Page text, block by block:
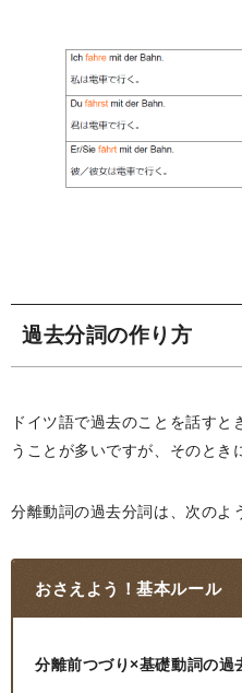
過去分詞の作り方
ドイツ語で過去のことを話すと
うことが多いですが、そのとき
分離動詞の過去分詞は、次のよ
おさえよう！基本ルール
分離前つづり×基礎動詞の過